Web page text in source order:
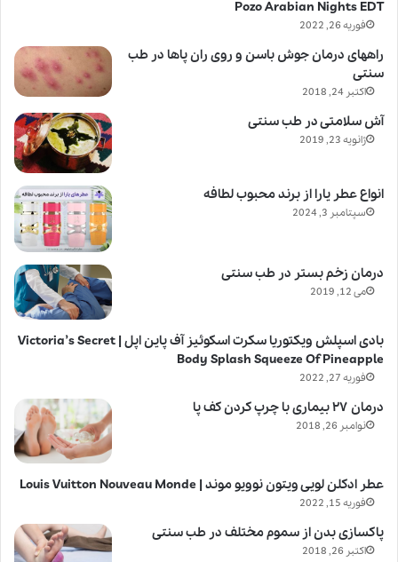
Pozo Arabian Nights EDT
فوریه 26, 2022
راههای درمان جوش باسن و روی ران پاها در طب
سنتی
اکتبر 24, 2018
آش سلامتی در طب سنتی
ژانویه 23, 2019
انواع عطر یارا از برند محبوب لطافه
سپتامبر 3, 2024
درمان زخم بستر در طب سنتی
می 12, 2019
بادی اسپلش ویکتوریا سکرت اسکوئیز آف پاین اپل | Victoria’s Secret
Body Splash Squeeze Of Pineapple
فوریه 27, 2022
درمان ۲۷ بیماری با چرپ کردن کف پا
نوامبر 26, 2018
عطر ادکلن لویی ویتون نوویو موند | Louis Vuitton Nouveau Monde
فوریه 15, 2022
پاکسازی بدن از سموم مختلف در طب سنتی
اکتبر 26, 2018